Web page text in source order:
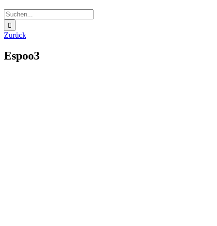
Suche
nach:
Zurück
Espoo3